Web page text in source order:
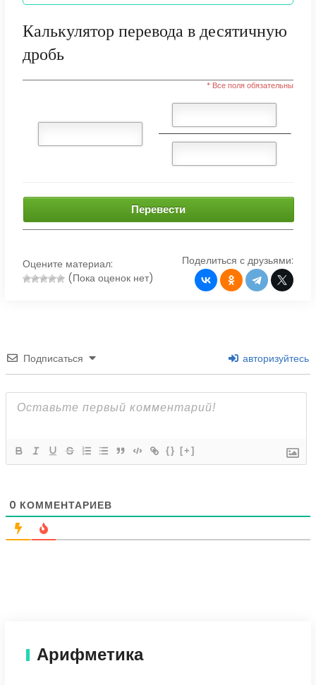
Калькулятор перевода в десятичную
дробь
* Все поля обязательны
Перевести
Оцените материал:
(Пока оценок нет)
Поделиться с друзьями:
Подписаться авторизуйтесь
{} [+]
0 КОММЕНТАРИЕВ
Арифметика